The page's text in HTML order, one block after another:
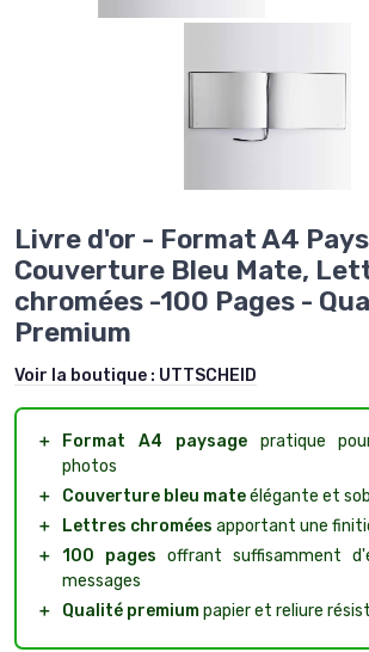
Livre d'or - Format A4
Couverture Bleu Mate,
chromées -100 Pages -
Premium
Voir la boutique : UTTSCHEID
＋ Format A4 paysagepratique
photos
＋
Couverture bleu mateélégante et
＋
Lettres chromées apportant une
＋ 100 pages offrant suffisamment
messages
＋
Qualité premiumpapier et reliure